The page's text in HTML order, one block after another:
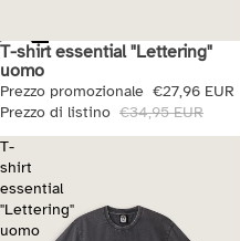
Saldi
T-shirt essential "Lettering"
uomo
Prezzo promozionale €27,96 EUR
Prezzo di listino €34,95 EUR
T-
shirt
essential
"Lettering"
uomo